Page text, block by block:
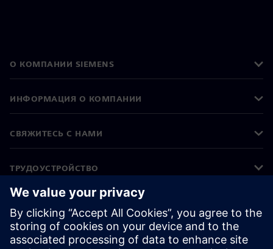
О КОМПАНИИ SIEMENS
ИНФОРМАЦИЯ О КОМПАНИИ
СВЯЖИТЕСЬ С НАМИ
ТРУДОУСТРОЙСТВО
©Siemens 2026
Корпоративная информация